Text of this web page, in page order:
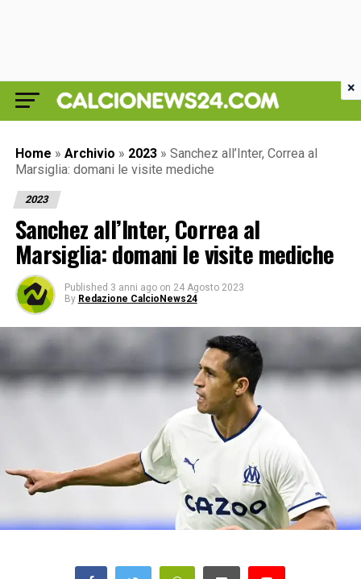
Home » Archivio » 2023 » Sanchez all’Inter, Correa al
Marsiglia: domani le visite mediche
2023
Sanchez all’Inter, Correa al
Marsiglia: domani le visite mediche
Published 3 anni ago on 24 Agosto 2023
By Redazione CalcioNews24
×